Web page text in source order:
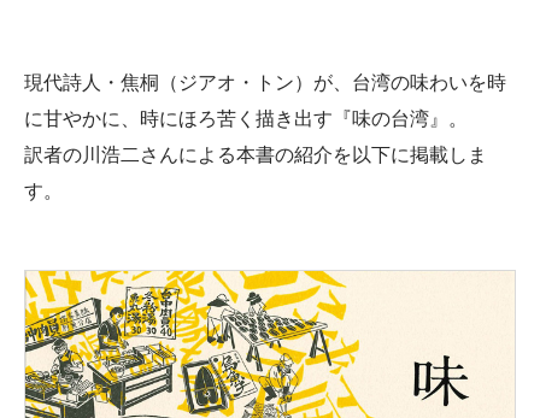
現代詩人・焦桐（ジアオ・トン）が、台湾の味わいを時
に甘やかに、時にほろ苦く描き出す『味の台湾』。
訳者の川浩二さんによる本書の紹介を以下に掲載しま
す。